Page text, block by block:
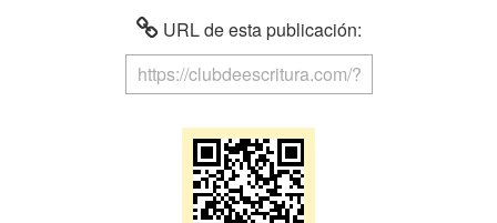
URL de esta publicación: